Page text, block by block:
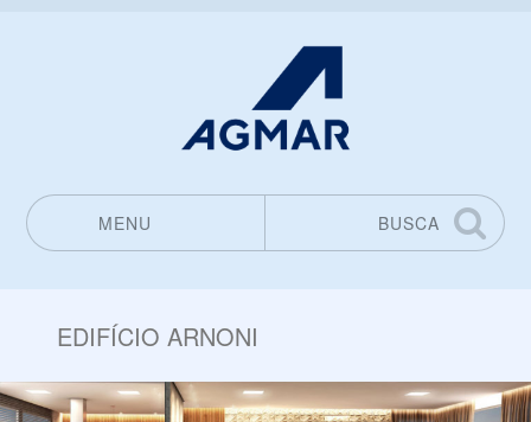
MENU
BUSCA
EDIFÍCIO ARNONI